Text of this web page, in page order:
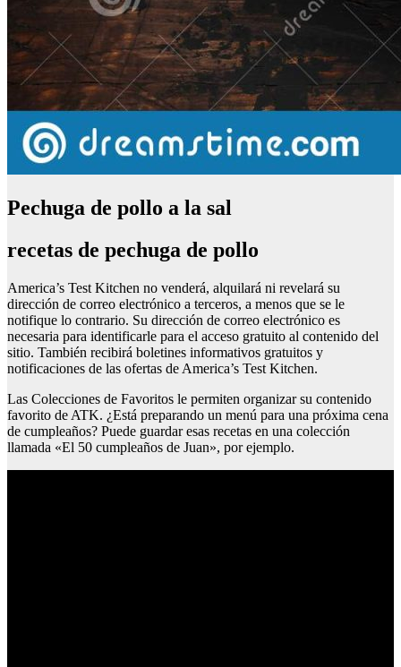
Pechuga de pollo a la sal
recetas de pechuga de pollo
America’s Test Kitchen no venderá, alquilará ni revelará su
dirección de correo electrónico a terceros, a menos que se le
notifique lo contrario. Su dirección de correo electrónico es
necesaria para identificarle para el acceso gratuito al contenido del
sitio. También recibirá boletines informativos gratuitos y
notificaciones de las ofertas de America’s Test Kitchen.
Las Colecciones de Favoritos le permiten organizar su contenido
favorito de ATK. ¿Está preparando un menú para una próxima cena
de cumpleaños? Puede guardar esas recetas en una colección
llamada «El 50 cumpleaños de Juan», por ejemplo.